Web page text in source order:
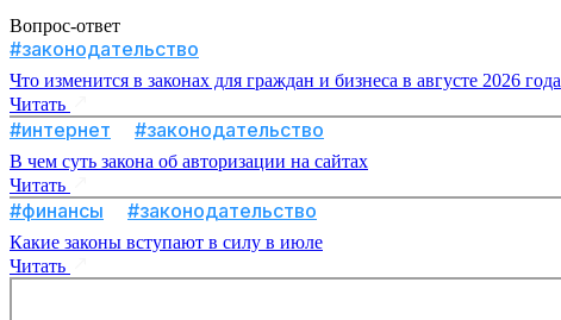
Вопрос-ответ
#законодательство
Что изменится в законах для граждан и бизнеса в августе 2026 года
Читать
#интернет #законодательство
В чем суть закона об авторизации на сайтах
Читать
#финансы #законодательство
Какие законы вступают в силу в июле
Читать